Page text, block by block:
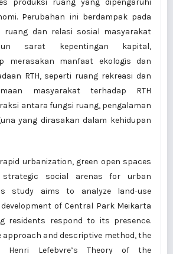
produksi ruang yang dipengaruhi
Perubahan ini berdampak pada
ruang dan relasi sosial masyarakat
sarat kepentingan kapital,
merasakan manfaat ekologis dan
RTH, seperti ruang rekreasi dan
masyarakat terhadap RTH
antara fungsi ruang, pengalaman
yang dirasakan dalam kehidupan
urbanization, green open spaces
strategic social arenas for urban
study aims to analyze land-use
of Central Park Meikarta
residents respond to its presence.
approach and descriptive method, the
Henri Lefebvre’s Theory of the